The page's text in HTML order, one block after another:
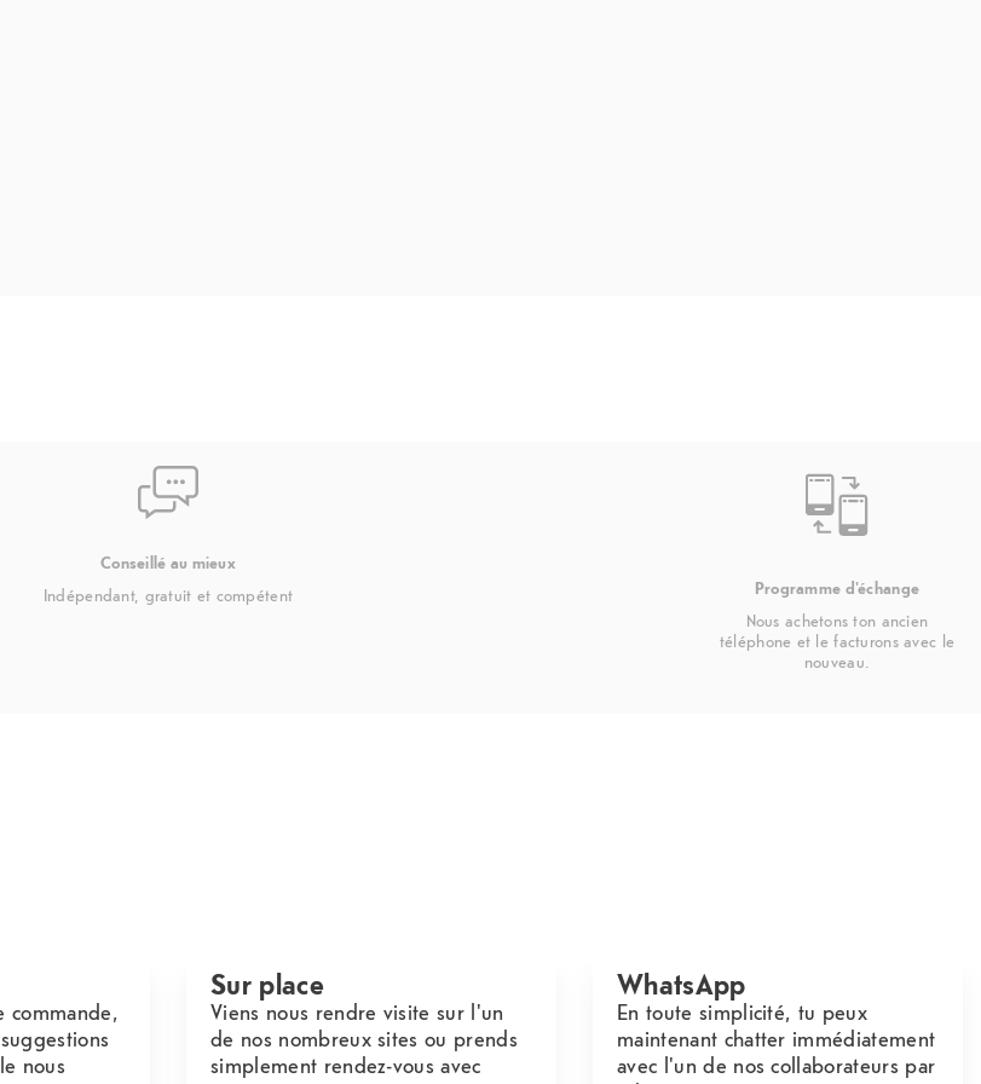
Conseillé au mieux
Indépendant, gratuit et compétent
Programme d'échange
Nous achetons ton ancien
téléphone et le facturons avec le
nouveau.
commande,
nous
Sur place
Viens nous rendre visite sur l'un
de nos nombreux sites ou prends
simplement rendez-vous avec
WhatsApp
En toute simplicité, tu peux
maintenant chatter immédiatement
avec l'un de nos collaborateurs par